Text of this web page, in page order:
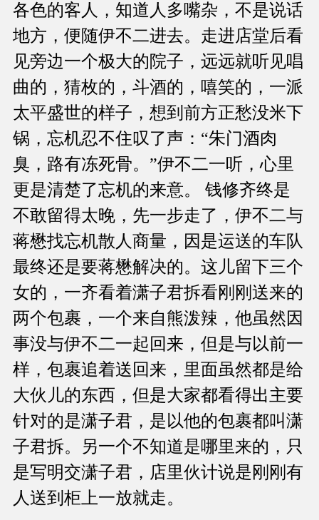
各色的客人，知道人多嘴杂，不是说话
地方，便随伊不二进去。走进店堂后看
见旁边一个极大的院子，远远就听见唱
曲的，猜枚的，斗酒的，嘻笑的，一派
太平盛世的样子，想到前方正愁没米下
锅，忘机忍不住叹了声：“朱门酒肉
臭，路有冻死骨。”伊不二一听，心里
更是清楚了忘机的来意。 钱修齐终是
不敢留得太晚，先一步走了，伊不二与
蒋懋找忘机散人商量，因是运送的车队
最终还是要蒋懋解决的。这儿留下三个
女的，一齐看着潇子君拆看刚刚送来的
两个包裹，一个来自熊泼辣，他虽然因
事没与伊不二一起回来，但是与以前一
样，包裹追着送回来，里面虽然都是给
大伙儿的东西，但是大家都看得出主要
针对的是潇子君，是以他的包裹都叫潇
子君拆。另一个不知道是哪里来的，只
是写明交潇子君，店里伙计说是刚刚有
人送到柜上一放就走。